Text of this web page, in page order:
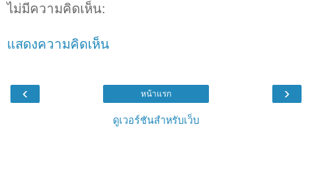
ไม่มีความคิดเห็น:
แสดงความคิดเห็น
‹ ›
หน้าแรก
ดูเวอร์ชันสำหรับเว็บ